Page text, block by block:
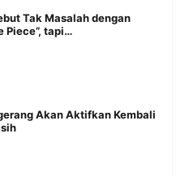
Tak Masalah dengan
Piece”, tapi…
Akan Aktifkan Kembali